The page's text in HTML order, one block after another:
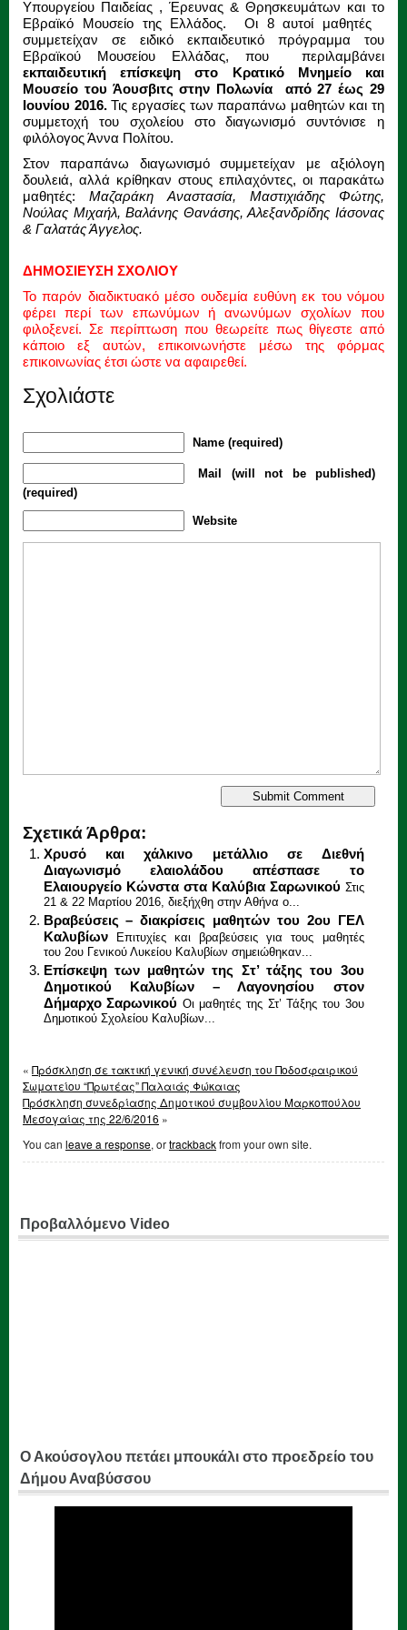
Υπουργείου Παιδείας , Έρευνας & Θρησκευμάτων και το
Εβραϊκό Μουσείο της Ελλάδος. Οι 8 αυτοί μαθητές
συμμετείχαν σε ειδικό εκπαιδευτικό πρόγραμμα του
Εβραϊκού Μουσείου Ελλάδας, που περιλαμβάνει
εκπαιδευτική επίσκεψη στο Κρατικό Μνημείο και
Μουσείο του Άουσβιτς στην Πολωνία από 27 έως 29
Ιουνίου 2016.Τις εργασίες των παραπάνω μαθητών και τη
συμμετοχή του σχολείου στο διαγωνισμό συντόνισε η
φιλόλογος Άννα Πολίτου.
Στον παραπάνω διαγωνισμό συμμετείχαν με αξιόλογη
δουλειά, αλλά κρίθηκαν στους επιλαχόντες, οι παρακάτω
μαθητές:Μαζαράκη Αναστασία, Μαστιχιάδης Φώτης,
Νούλας Μιχαήλ, Βαλάνης Θανάσης, Αλεξανδρίδης Ιάσονας
& Γαλατάς Άγγελος.
ΔΗΜΟΣΙΕΥΣΗ ΣΧΟΛΙΟΥ
Το παρόν διαδικτυακό μέσο ουδεμία ευθύνη εκ του νόμου
φέρει περί των επωνύμων ή ανωνύμων σχολίων που
φιλοξενεί. Σε περίπτωση που θεωρείτε πως θίγεστε από
κάποιο εξ αυτών, επικοινωνήστε μέσω της φόρμας
επικοινωνίας έτσι ώστε να αφαιρεθεί.
Σχολιάστε
Name (required)
Mail (will not be published)
(required)
Website
Σχετικά Άρθρα:
Χρυσό και χάλκινο μετάλλιο σε Διεθνή
Διαγωνισμό ελαιολάδου απέσπασε το
Ελαιουργείο Κώνστα στα Καλύβια Σαρωνικού Στις
21 & 22 Μαρτίου 2016, διεξήχθη στην Αθήνα ο...
Βραβεύσεις – διακρίσεις μαθητών του 2ου ΓΕΛ
Καλυβίων
Επιτυχίες και βραβεύσεις για τους μαθητές
του 2ου Γενικού Λυκείου Καλυβίων σημειώθηκαν...
Επίσκεψη των μαθητών της Στ’ τάξης του 3ου
Δημοτικού Καλυβίων – Λαγονησίου στον
Δήμαρχο Σαρωνικού Οι μαθητές της Στ’ Τάξης του 3ου
Δημοτικού Σχολείου Καλυβίων...
« Πρόσκληση σε τακτική γενική συνέλευση του Ποδοσφαιρικού
Σωματείου “Πρωτέας” Παλαιάς Φώκαιας
Πρόσκληση συνεδρίασης Δημοτικού συμβουλίου Μαρκοπούλου
Μεσογαίας της 22/6/2016 »
You can leave a response, ortrackbackfrom your own site.
Προβαλλόμενο Video
Ο Ακούσογλου πετάει μπουκάλι στο προεδρείο του
Δήμου Αναβύσσου